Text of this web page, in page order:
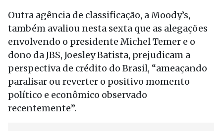
Outra agência de classificação, a Moody’s,
também avaliou nesta sexta que as alegações
envolvendo o presidente Michel Temer e o
dono da JBS, Joesley Batista, prejudicam a
perspectiva de crédito do Brasil, “ameaçando
paralisar ou reverter o positivo momento
político e econômico observado
recentemente”.